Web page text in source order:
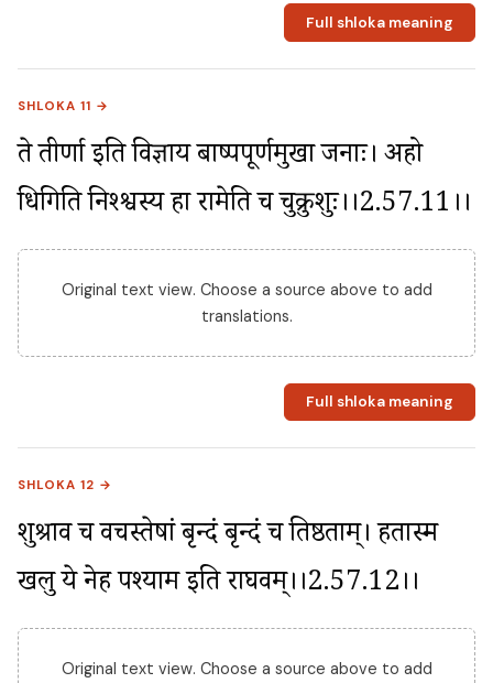
Full shloka meaning
SHLOKA 11 →
ते तीर्णा इति विज्ञाय बाष्पपूर्णमुखा जनाः। अहो
धिगिति निश्श्वस्य हा रामेति च चुक्रुशुः।।2.57.11।।
Original text view. Choose a source above to add
translations.
Full shloka meaning
SHLOKA 12 →
शुश्राव च वचस्तेषां बृन्दं बृन्दं च तिष्ठताम्। हतास्म
खलु ये नेह पश्याम इति राघवम्।।2.57.12।।
Original text view. Choose a source above to add